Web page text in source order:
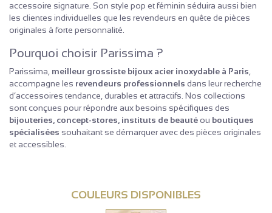
accessoire signature. Son style pop et féminin séduira aussi bien
les clientes individuelles que les revendeurs en quête de pièces
originales à forte personnalité.
Pourquoi choisir Parissima ?
Parissima, meilleur grossiste bijoux acier inoxydable à Paris
accompagne les revendeurs professionnels dans leur recherche
d’accessoires tendance, durables et attractifs. Nos collections
sont conçues pour répondre aux besoins spécifiques des
bijouteries, concept-stores, instituts de beautéou boutiques
spécialisées souhaitant se démarquer avec des pièces originales
et accessibles.
COULEURS DISPONIBLES